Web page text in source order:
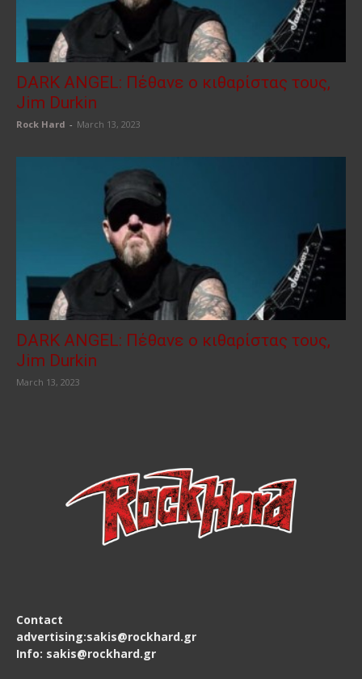
DARK ANGEL: Πέθανε ο κιθαρίστας τους,
Jim Durkin
Rock Hard - March 13, 2023
DARK ANGEL: Πέθανε ο κιθαρίστας τους,
Jim Durkin
March 13, 2023
Contact
advertising:sakis@rockhard.gr
Info: sakis@rockhard.gr